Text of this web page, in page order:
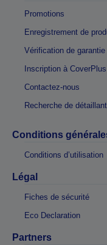
Promotions
Enregistrement de
Vérification de garantie
Inscription à CoverPlus
Contactez-nous
Recherche de
Conditions
Conditions d’utilisation
Légal
Fiches de sécurité
Eco Declaration
Partners